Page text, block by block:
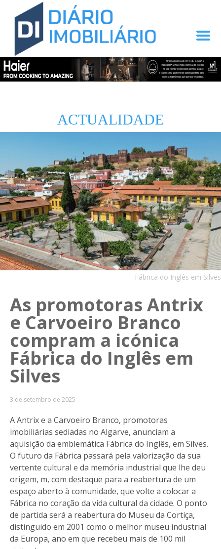
ACTUALIDADE
Fábrica do Inglês em Silves
As promotoras Antrix
e Carvoeiro Branco
compram a icónica
Fábrica do Inglês em
Silves
3 de setembro de 2025
A Antrix e a Carvoeiro Branco, promotoras
imobiliárias sediadas no Algarve, anunciam a
aquisição da emblemática Fábrica do Inglês, em Silves.
O futuro da Fábrica passará pela valorização da sua
vertente cultural e da memória industrial que lhe deu
origem, m, com destaque para a reabertura de um
espaço aberto à comunidade, que volte a colocar a
Fábrica no coração da vida cultural da cidade. O ponto
de partida será a reabertura do Museu da Cortiça,
distinguido em 2001 como o melhor museu industrial
da Europa, ano em que recebeu mais de 100 mil